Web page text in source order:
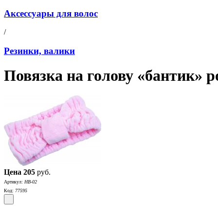
Аксессуары для волос
/
Резинки, валики
Повязка на голову «бантик»
Цена 205 руб.
Артикул: HB-02
Код: 77595